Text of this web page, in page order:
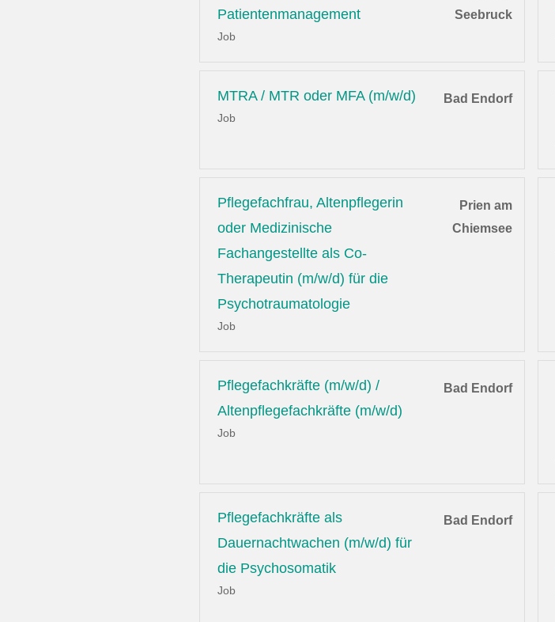
Patientenmanagement
Job
Seebruck
MTRA / MTR oder MFA (m/w/d)
Job
Bad Endorf
Pflegefachfrau, Altenpflegerin
oder Medizinische
Fachangestellte als Co-
Therapeutin (m/w/d) für die
Psychotraumatologie
Job
Prien am
Chiemsee
Pflegefachkräfte (m/w/d) /
Altenpflegefachkräfte (m/w/d)
Job
Bad Endorf
Pflegefachkräfte als
Dauernachtwachen (m/w/d) für
die Psychosomatik
Job
Bad Endorf